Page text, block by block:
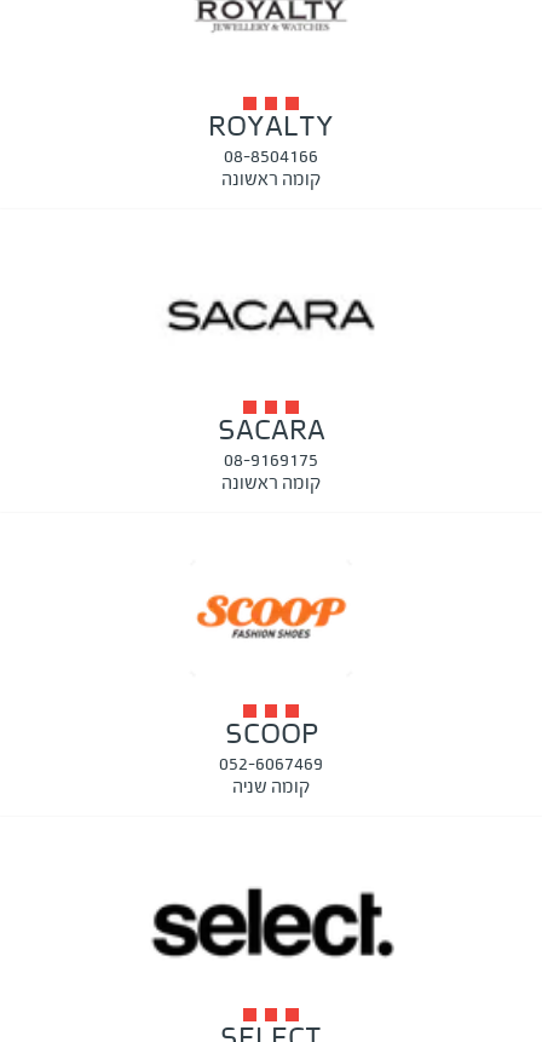
ROYALTY
08-8504166
קומה ראשונה
SACARA
08-9169175
קומה ראשונה
SCOOP
052-6067469
קומה שניה